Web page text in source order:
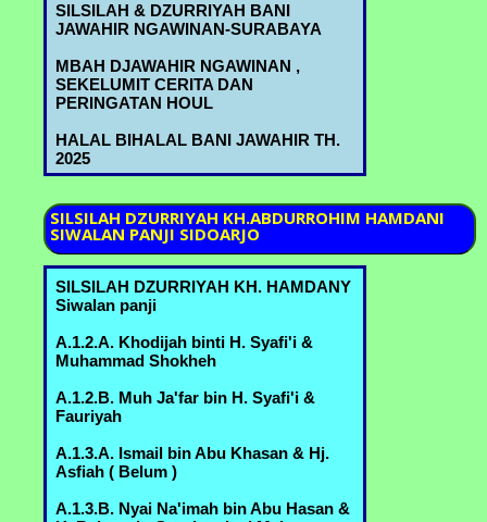
A.6.2.B. Nyai Hindun bin Kyai
Abdurrahman & Kyai Abbas bin Ahmad
A.6.2.C. Kyai Ridwan bin Kyai
Abdurrahman & Nyai Shofiah binti
A.6.2.D. Nyai Asiyah bin Kyai
Abdurrahman & H. Abdulloh Ja'far bin
A.6.3.B. Kyai Machmud bin Ahmad
Marzuki & Nyai Sa'udah binti
Muchammad B.3.6.A. - Bureng
A.6.3.D. Kyai Sholeh bin Ahmad
Bureng
& Hj. Umi Habibah binti Sahlan
B.3.5.D.3. - Margorejo
A.6.3.F. Nyai Syifa' bin Ahmad Marzuki
& Kyai Idris Zainuddin - Bureng
A.6.3.G. Nyai Batul bin Ahmad Marzuki
SILSILAH & DZURRIYAH BANI
JAWAHIR NGAWINAN-SURABAYA
MBAH DJAWAHIR NGAWINAN ,
SEKELUMIT CERITA DAN
PERINGATAN HOUL
HALAL BIHALAL BANI JAWAHIR TH.
2025
SILSILAH DZURRIYAH KH.ABDURROHIM HAMDANI
SIWALAN PANJI SIDOARJO
SILSILAH DZURRIYAH KH. HAMDANY
Siwalan panji
A.1.2.A. Khodijah binti H. Syafi'i &
Muhammad Shokheh
A.1.2.B. Muh Ja'far bin H. Syafi'i &
Fauriyah
A.1.3.A. Ismail bin Abu Khasan & Hj.
Asfiah ( Belum )
A.1.3.B. Nyai Na'imah bin Abu Hasan &